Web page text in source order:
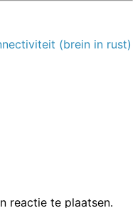
(brein in rust)
reactie te plaatsen.